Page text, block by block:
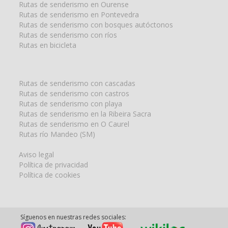
Rutas de senderismo en Ourense
Rutas de senderismo en Pontevedra
Rutas de senderismo con bosques autóctonos
Rutas de senderismo con ríos
Rutas en bicicleta
Rutas de senderismo con cascadas
Rutas de senderismo con castros
Rutas de senderismo con playa
Rutas de senderismo en la Ribeira Sacra
Rutas de senderismo en O Caurel
Rutas río Mandeo (SM)
Aviso legal
Política de privacidad
Política de cookies
Síguenos en nuestras redes sociales: